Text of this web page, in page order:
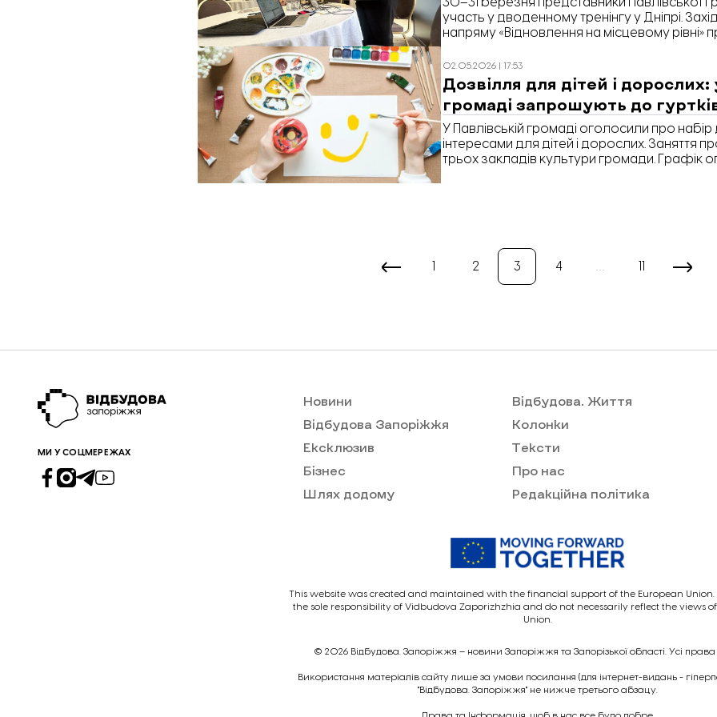
участь у дводенному тренінгу у Дніпрі.
напряму «Відновлення на місцевому рівні»
для планування відновлення і розвитку.
представники громади розбирали, як із
які відповідають державним вимогам і
фінансування. Про те, що саме зміниться у
цього навчання, з якими проєктами вже
залучати ресурси, «Відбудова.Запоріжжя»
заступницею голови Павлівської громади
також із представником Програми Polaris
02.05.2026 | 17:53
Дозвілля для дітей і дорослих:
громаді запрошують до гуртків
У Павлівській громаді оголосили про набір
інтересами для дітей і дорослих. Заняття
трьох закладів культури громади. Графік
2 3 4 …
МИ У СОЦМЕРЕЖАХ
Новини
Відбудова Запоріжжя
Ексклюзив
Бізнес
Шлях додому
Відбудова. Життя
Колонки
Тексти
Про нас
Редакційна політика
This website was created and maintained with the financial support of the European Union.
the sole responsibility of Vidbudova Zaporizhzhia and do not necessarily reflect the views
Union.
© 2026 Відбудова. Запоріжжя – новини Запоріжжя та Запорізької області. Усі права
Викориcтання матеріалів сайту лише за умови посилання (для інтернет-видань -
"Відбудова. Запоріжжя" не нижче третього абзацу.